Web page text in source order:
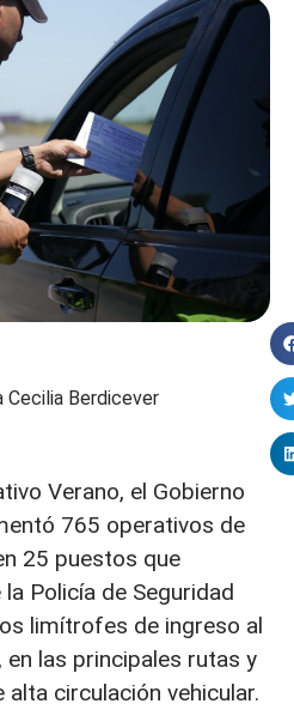
Cecilia Berdicever
Verano, el Gobierno
765 operativos de
25 puestos que
Policía de Seguridad
limítrofes de ingreso al
las principales rutas y
circulación vehicular.